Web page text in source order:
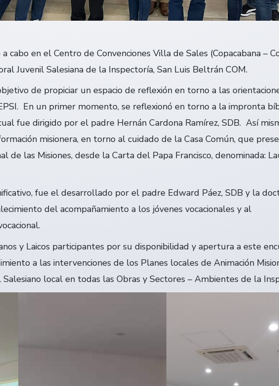
en el Centro de Convenciones Villa de Sales (Copacabana –
Juvenil Salesiana de la Inspectoría, San Luis Beltrán COM.
de propiciar un espacio de reflexión en torno a las
En un primer momento, se reflexionó en torno a la impronta
fue dirigido por el padre Hernán Cardona Ramírez, SDB. Así
misionera, en torno al cuidado de la Casa Común, que
de las Misiones, desde la Carta del Papa Francisco, denominada:
fue el desarrollado por el padre Edward Páez, SDB y la
del acompañamiento a los jóvenes vocacionales y al
y Laicos participantes por su disponibilidad y apertura a este
a las intervenciones de los Planes locales de Animación
local en todas las Obras y Sectores – Ambientes de la